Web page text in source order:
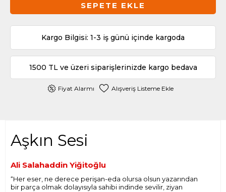
SEPETE EKLE
Kargo Bilgisi: 1-3 iş günü içinde kargoda
1500 TL ve üzeri siparişlerinizde kargo bedava
Fiyat Alarmı Alışveriş Listeme Ekle
Aşkın Sesi
Ali Salahaddin Yiğitoğlu
“Her eser, ne derece perişan-eda olursa olsun yazarından
bir parça olmak dolayısıyla sahibi indinde sevilir, ziyan